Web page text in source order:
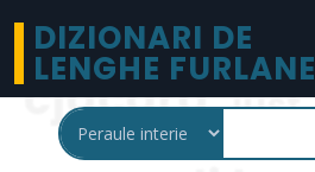
DIZIONARI DE
LENGHE FURLANE